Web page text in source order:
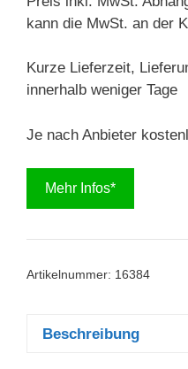
kann die MwSt. an der
Kurze Lieferzeit,
innerhalb weniger Tage
Je nach Anbieter
Mehr Infos*
Artikelnummer: 16384
Beschreibung